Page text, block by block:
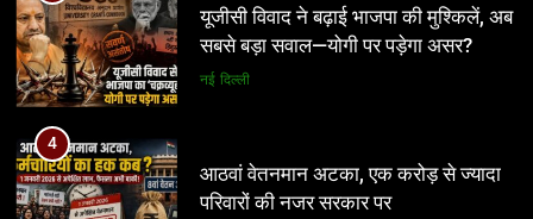
महानगर का हर कार्यकर्ता अपने आप को जिला
अध्यक्ष समझे – शिवम रानू राजावत
अन्य
6
सरकार, कांग्रेस अन्याय के खिलाफ निर्णायक
संघर्ष करेगी
मध्य प्रदेश
आठवां वेतनमान अटका, एक करोड़ से ज्यादा
परिवारों की नजर सरकार पर
प्रमुख
5
आज से भारतीय जनता युवा मोर्चा ग्वालियर
महानगर का हर कार्यकर्ता अपने आप को जिला